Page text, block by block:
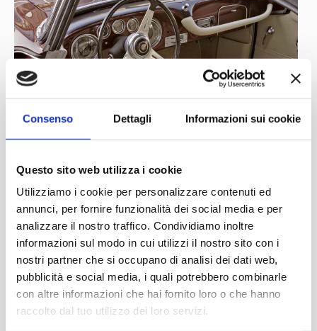
Consenso Dettagli Informazioni sui cookie
Questo sito web utilizza i cookie
Utilizziamo i cookie per personalizzare contenuti ed
annunci, per fornire funzionalità dei social media e per
analizzare il nostro traffico. Condividiamo inoltre
informazioni sul modo in cui utilizzi il nostro sito con i
nostri partner che si occupano di analisi dei dati web,
pubblicità e social media, i quali potrebbero combinarle
con altre informazioni che hai fornito loro o che hanno
raccolto dal tuo utilizzo dei loro servizi.